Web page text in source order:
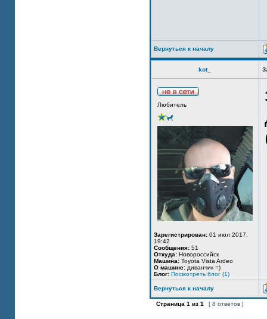
Вернуться к началу
kot_
Любитель
Зарегистрирован: 01 июл 2017,
19:42
Сообщения: 51
Откуда: Новороссийск
Машина: Toyota Vista Ardeo
О машине: диванчик =)
Блог: Посмотреть блог (1)
Вернуться к началу
Страница 1 из 1 [ 8 ответов ]